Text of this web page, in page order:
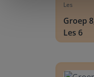
Les
Groep
Les 6